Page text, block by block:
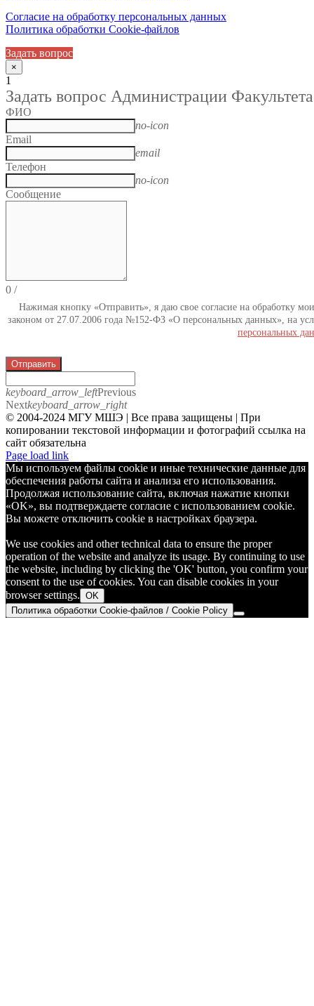
Согласие на обработку персональных данных
Политика обработки Cookie-файлов
Задать вопрос
×
1
Задать вопрос Администрации Факультета
ФИО
no-icon
Email
email
Телефон
no-icon
Сообщение
0 /
Нажимая кнопку «Отправить», я даю свое согласие на обработку
законом от 27.07.2006 года №152-ФЗ «О персональных данных», на
персональных
Отправить
keyboard_arrow_leftPrevious
Nextkeyboard_arrow_right
© 2004-2024 МГУ МШЭ | Все права защищены | При
копировании текстовой информации и фотографий ссылка на
сайт обязательна
Telegram
Page load link
Мы используем файлы cookie и иные технические данные для
обеспечения работы сайта и анализа его использования.
Продолжая использование сайта, включая нажатие кнопки
«OK», вы подтверждаете согласие с использованием cookie.
Вы можете отключить cookie в настройках браузера.
We use cookies and other technical data to ensure the proper
operation of the website and analyze its usage. By continuing to use
the website, including by clicking the 'OK' button, you confirm your
consent to the use of cookies. You can disable cookies in your
browser settings. OK
Политика обработки Cookie-файлов / Cookie Policy